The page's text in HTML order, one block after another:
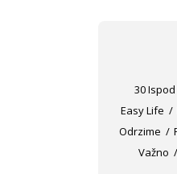
30 Ispod
Easy Life
Odrzime
Važno